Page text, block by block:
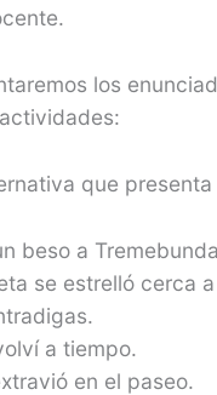
los
que presenta
beso a
se estrelló cerca
a tiempo.
en el paseo.